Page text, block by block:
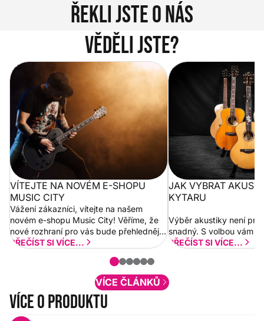
Řekli jste o nás
Věděli jste?
Vítejte na novém e-shopu Music
City
VÍTEJTE NA NOVÉM E-SHOPU
MUSIC CITY
Vážení zákazníci, vítejte na našem
novém e-shopu Music City! Věříme, že
nové rozhraní pro vás bude přehlednější
a rychlejší. Postupně budeme přidávat
PŘEČÍST SI VÍCE...
Jak vybrat
JAK VYBRAT
KYTARU
Výběr akustiky není pro
snadný. S volbou vám
PŘEČÍST SI VÍCE...
VÍCE ČLÁNKŮ
Více o produktu